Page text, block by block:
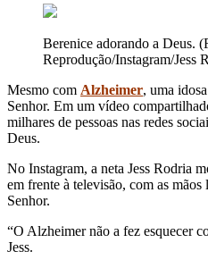
Berenice adorando a Deus.
Reprodução/Instagram/Jess
Mesmo com Alzheimer, uma
Senhor. Em um vídeo
milhares de pessoas nas redes
Deus.
No Instagram, a neta Jess Rodria
em frente à televisão, com as
Senhor.
“O Alzheimer não a fez esquecer
Jess.